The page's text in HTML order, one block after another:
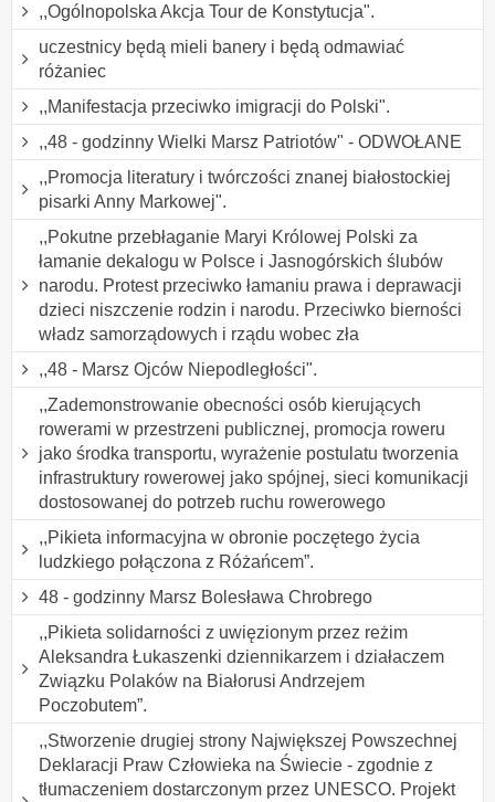
,,Ogólnopolska Akcja Tour de Konstytucja".
uczestnicy będą mieli banery i będą odmawiać
różaniec
,,Manifestacja przeciwko imigracji do Polski".
,,48 - godzinny Wielki Marsz Patriotów" - ODWOŁANE
,,Promocja literatury i twórczości znanej białostockiej
pisarki Anny Markowej".
,,Pokutne przebłaganie Maryi Królowej Polski za
łamanie dekalogu w Polsce i Jasnogórskich ślubów
narodu. Protest przeciwko łamaniu prawa i deprawacji
dzieci niszczenie rodzin i narodu. Przeciwko bierności
władz samorządowych i rządu wobec zła
,,48 - Marsz Ojców Niepodległości".
,,Zademonstrowanie obecności osób kierujących
rowerami w przestrzeni publicznej, promocja roweru
jako środka transportu, wyrażenie postulatu tworzenia
infrastruktury rowerowej jako spójnej, sieci komunikacji
dostosowanej do potrzeb ruchu rowerowego
,,Pikieta informacyjna w obronie poczętego życia
ludzkiego połączona z Różańcem”.
48 - godzinny Marsz Bolesława Chrobrego
,,Pikieta solidarności z uwięzionym przez reżim
Aleksandra Łukaszenki dziennikarzem i działaczem
Związku Polaków na Białorusi Andrzejem
Poczobutem”.
,,Stworzenie drugiej strony Największej Powszechnej
Deklaracji Praw Człowieka na Świecie - zgodnie z
tłumaczeniem dostarczonym przez UNESCO. Projekt